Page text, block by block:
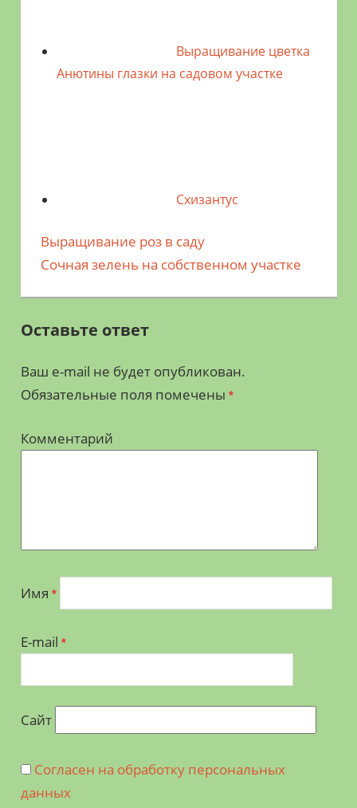
Выращивание цветка
Анютины глазки на садовом участке
Схизантус
Навигация
по
записям
Предыдущая
запись;
Выращивание роз в саду
Следующая
Сочная зелень на собственном участке
Оставьте ответ
Ваш e-mail не будет опубликован.
Обязательные поля помечены *
Комментарий
Имя *
E-mail *
Сайт
Согласен на обработку персональных
данных